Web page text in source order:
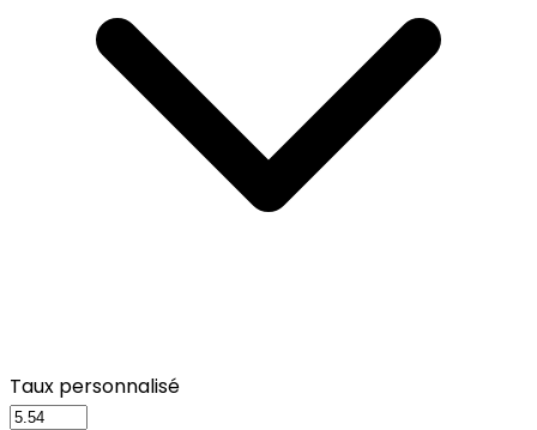
Taux personnalisé